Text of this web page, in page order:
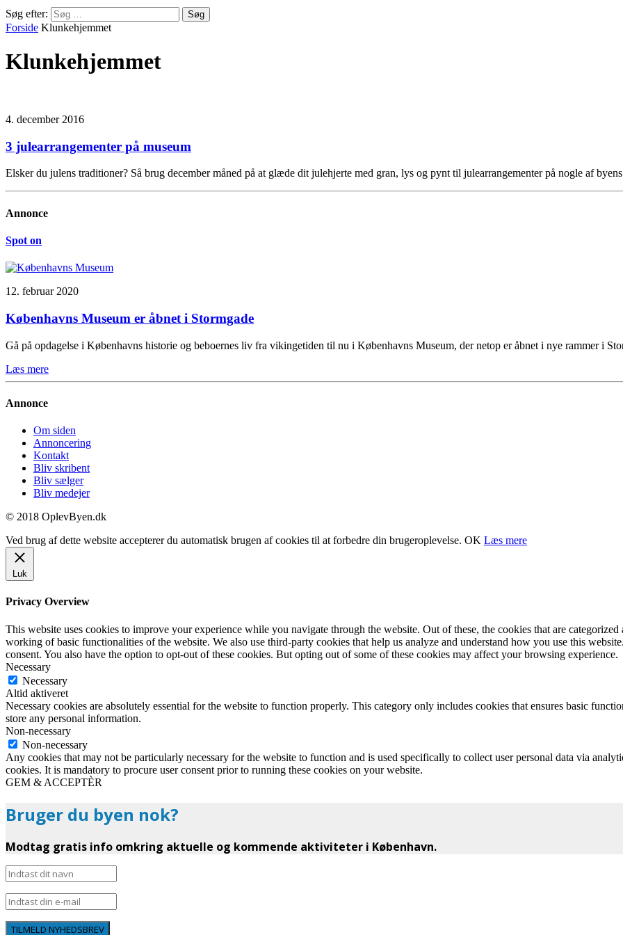
Søg efter:
Forside Klunkehjemmet
Klunkehjemmet
4. december 2016
3 julearrangementer på museum
Elsker du julens traditioner? Så brug december måned på at glæde dit julehjerte med gran, lys og pynt til julearrangementer på nogle af
Annonce
Spot on
12. februar 2020
Københavns Museum er åbnet i Stormgade
Gå på opdagelse i Københavns historie og beboernes liv fra vikingetiden til nu i Københavns Museum, der netop er åbnet i nye rammer i
Læs mere
Annonce
Om siden
Annoncering
Kontakt
Bliv skribent
Bliv sælger
Bliv medejer
© 2018 OplevByen.dk
Ved brug af dette website accepterer du automatisk brugen af cookies til at forbedre din brugeroplevelse. OK Læs mere
Luk
Privacy Overview
This website uses cookies to improve your experience while you navigate through the website. Out of these, the cookies that are categorized
working of basic functionalities of the website. We also use third-party cookies that help us analyze and understand how you use this
consent. You also have the option to opt-out of these cookies. But opting out of some of these cookies may affect your browsing experience.
Necessary
Necessary
Altid aktiveret
Necessary cookies are absolutely essential for the website to function properly. This category only includes cookies that ensures basic
store any personal information.
Non-necessary
Non-necessary
Any cookies that may not be particularly necessary for the website to function and is used specifically to collect user personal data via
cookies. It is mandatory to procure user consent prior to running these cookies on your website.
GEM & ACCEPTÈR
Bruger du byen nok?
Modtag gratis info omkring aktuelle og kommende aktiviteter i København.
TILMELD NYHEDSBREV